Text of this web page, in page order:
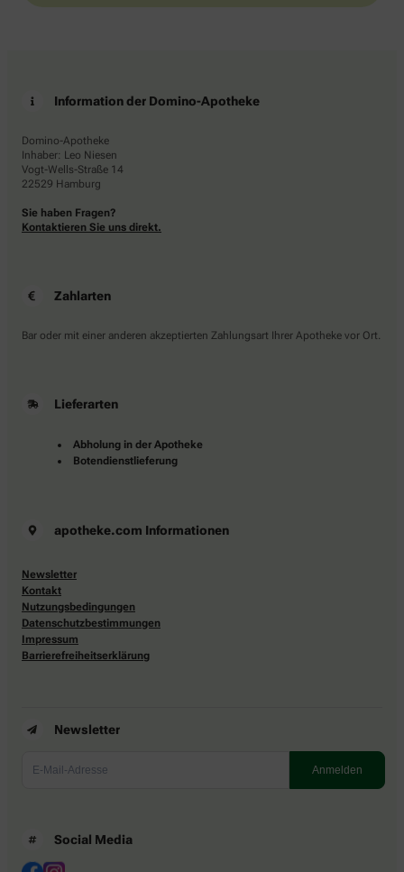
Information der Domino-Apotheke
Domino-Apotheke
Inhaber: Leo Niesen
Vogt-Wells-Straße 14
22529 Hamburg
Sie haben Fragen?
Kontaktieren Sie uns direkt.
Zahlarten
Bar oder mit einer anderen akzeptierten Zahlungsart Ihrer Apotheke vor Ort.
Lieferarten
Abholung in der Apotheke
Botendienstlieferung
apotheke.com Informationen
Newsletter
Kontakt
Nutzungsbedingungen
Datenschutzbestimmungen
Impressum
Barrierefreiheitserklärung
Newsletter
Social Media